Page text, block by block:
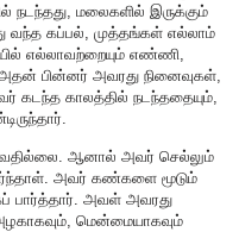
நடந்தது, மலைகளில் இருக்கும்
வந்த கப்பல், முத்தங்கள் எல்லாம்
எல்லாவற்றையும் எண்ணி,
பின்னர் அவரது நினைவுகள்,
கடந்த காலத்தில் நடந்ததையும்,
ஆனால் அவர் செல்லும்
அவர் கண்களை மூடும்
பார்த்தார். அவள் அவரது
மென்மையாகவும்